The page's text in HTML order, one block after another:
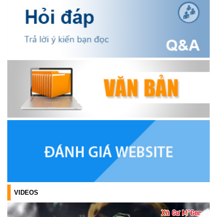
BÁ SẢN PHẨM OCOP TẠI TUẦN LỄ NÔNG SẢN VÀ SẢN PHẨM
OCOP TỈNH KHÁNH HÒA NĂM 2026
(18/07/2026)
Đoàn viên thanh niên và các tầng lớp Nhân dân xã Cư M'gar tích
cực tham gia hưởng ngày hội hiến máu tình nguyện đợt II năm
2026.
(17/07/2026)
HƯỞNG ỨNG CUỘC THI TRỰC TUYẾN CỦA HỘI NÔNG DÂN XÃ
CƯ M’GAR – LAN TỎA TRI THỨC, VỮNG BƯỚC CÙNG NÔNG
DÂN VIỆT NAM!
TRIỂN KHAI, GIAO NHIỆM VỤ TÌM KIẾM, QUY TẬP VÀ XÁC ĐỊNH
(27/07/2026)
HỘI LIÊN HIỆP PHỤ NỮ XÃ THĂM, TẶNG QUÀ CÁC GIA ĐÌNH
CHÍNH SÁCH NHÂN NGÀY THƯƠNG BINH - LIỆT SĨ 27/7
VIDEOS